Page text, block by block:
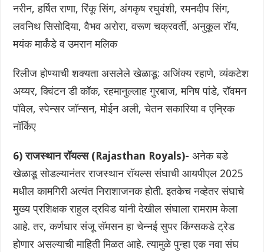
नरीन, हर्षित राणा, रिंकू सिंग, अंगकृष रघुवंशी, रमनदीप सिंग,
लवनिथ सिसोदिया, वैभव अरोरा, वरूण चक्रवर्ती, अनुकूल रॉय,
मयंक मार्कंडे व उमरान मलिक
रिलीज होण्याची शक्यता असलेले खेळाडू: अजिंक्य रहाणे, व्यंकटेश
अय्यर, क्विंटन डी कॉक, रहमानुल्लाह गुरबाज, मनिष पांडे, रॉवमन
पॉवेल, स्पेन्सर जॉन्सन, मोईन अली, चेतन सकारिया व एन्रिक
नॉर्किए
6) राजस्थान रॉयल्स (Rajasthan Royals)- अनेक बडे
खेळाडू सोडल्यानंतर राजस्थान रॉयल्स संघाची आयपीएल 2025
मधील कामगिरी अत्यंत निराशाजनक होती. इतकेच नव्हेतर संघाचे
मुख्य प्रशिक्षक राहुल द्रविड यांनी देखील संघाला रामराम केला
आहे. तर, कर्णधार संजू सॅमसन हा चेन्नई सुपर किंग्सकडे ट्रेड
होणार असल्याची माहिती मिळत आहे. त्यामुळे पुन्हा एक नवा संघ